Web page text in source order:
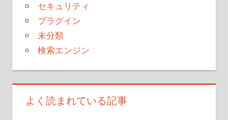
セキュリティ
プラグイン
未分類
検索エンジン
よく読まれている記事